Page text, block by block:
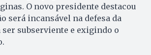
O novo presidente destacou
será incansável na defesa da
ser subserviente e exigindo o